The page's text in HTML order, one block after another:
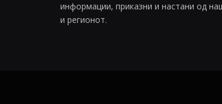
информации, приказни и настани од
и регионот.